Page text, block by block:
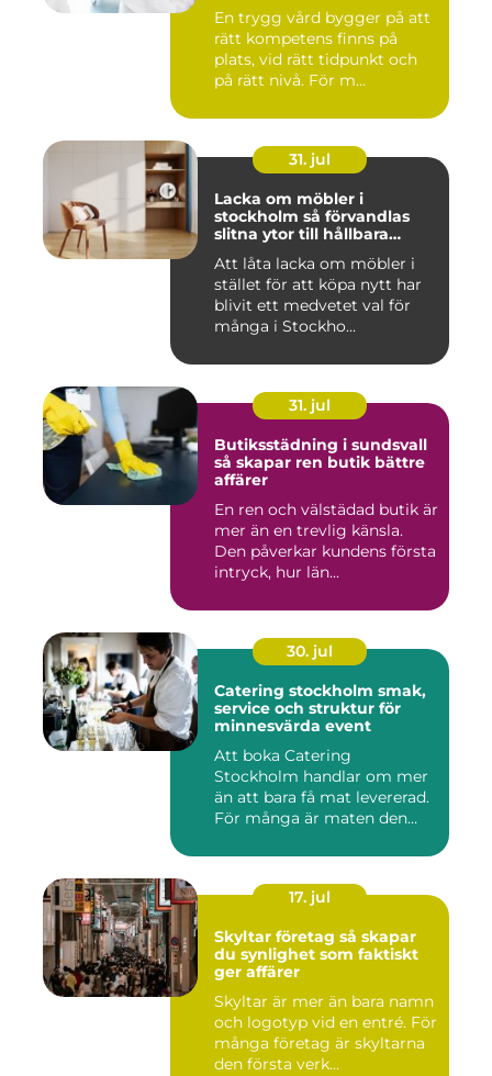
En trygg vård bygger på att
rätt kompetens finns på
plats, vid rätt tidpunkt och
på rätt nivå. För m...
31. jul
Lacka om möbler i
stockholm så förvandlas
slitna ytor till hållbara
Att låta lacka om möbler i
stället för att köpa nytt har
blivit ett medvetet val för
många i Stockho...
31. jul
Butiksstädning i sundsvall
så skapar ren butik bättre
affärer
En ren och välstädad butik är
mer än en trevlig känsla.
Den påverkar kundens första
intryck, hur län...
30. jul
Catering stockholm smak,
service och struktur för
minnesvärda event
Att boka Catering
Stockholm handlar om mer
än att bara få mat levererad.
För många är maten den
17. jul
Skyltar företag så skapar
du synlighet som faktiskt
ger affärer
Skyltar är mer än bara namn
och logotyp vid en entré. För
många företag är skyltarna
den första verk...